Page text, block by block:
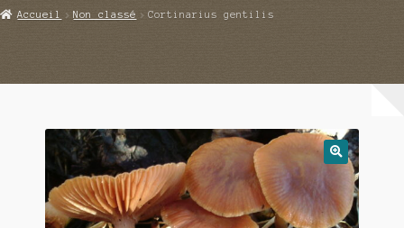
Echanges et contacts
Accueil Non classé Cortinarius gentilis